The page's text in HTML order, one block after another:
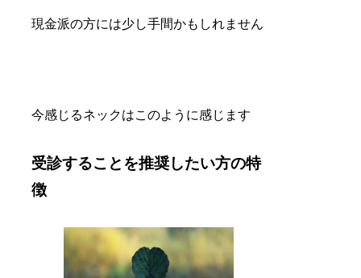
現金派の方には少し手間かもしれません
今感じるネックはこのように感じます
受診することを推奨したい方の特
徴